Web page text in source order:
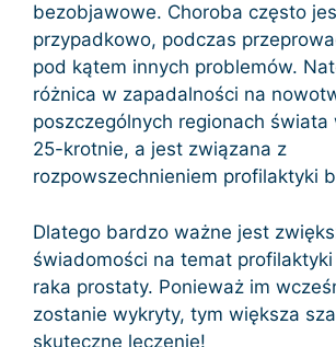
bezobjawowe. Choroba często
przypadkowo, podczas
pod kątem innych problemów.
różnica w zapadalności na
poszczególnych regionach
25-krotnie, a jest związana z
rozpowszechnieniem profilaktyki
Dlatego bardzo ważne jest
świadomości na temat
raka prostaty. Ponieważ im
zostanie wykryty, tym większa
skuteczne leczenie!